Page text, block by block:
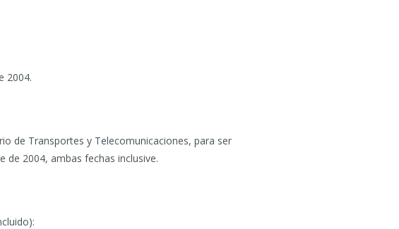
2004.
de Transportes y Telecomunicaciones, para ser
2004, ambas fechas inclusive.